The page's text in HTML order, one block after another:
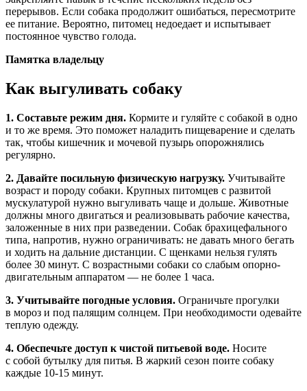
перерывов. Если собака продолжит ошибаться, пересмотрите
ее питание. Вероятно, питомец недоедает и испытывает
постоянное чувство голода.
Памятка владельцу
Как выгуливать собаку
1. Составьте режим дня. Кормите и гуляйте с собакой в одно
и то же время. Это поможет наладить пищеварение и сделать
так, чтобы кишечник и мочевой пузырь опорожнялись
регулярно.
2. Давайте посильную физическую нагрузку. Учитывайте
возраст и породу собаки. Крупных питомцев с развитой
мускулатурой нужно выгуливать чаще и дольше. Животные
должны много двигаться и реализовывать рабочие качества,
заложенные в них при разведении. Собак брахицефального
типа, напротив, нужно ограничивать: не давать много бегать
и ходить на дальние дистанции. С щенками нельзя гулять
более 30 минут. С возрастными собаки со слабым опорно-
двигательным аппаратом — не более 1 часа.
3. Учитывайте погодные условия. Ограничьте прогулки
в мороз и под палящим солнцем. При необходимости одевайте
теплую одежду.
4. Обеспечьте доступ к чистой питьевой воде. Носите
с собой бутылку для питья. В жаркий сезон поите собаку
каждые 10-15 минут.